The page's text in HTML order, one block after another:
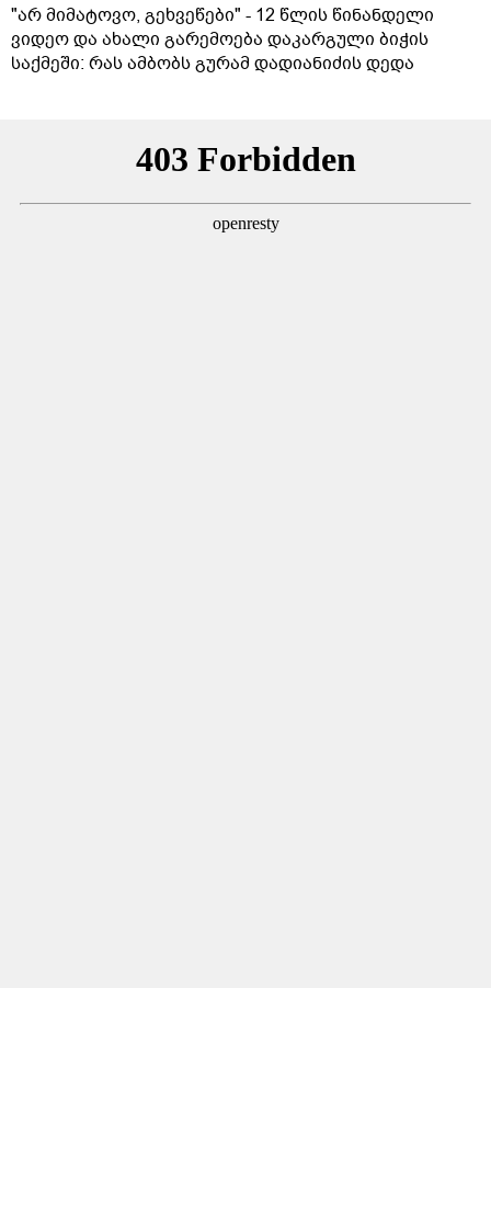
"არ მიმატოვო, გეხვეწები" - 12 წლის წინანდელი
ვიდეო და ახალი გარემოება დაკარგული ბიჭის
საქმეში: რას ამბობს გურამ დადიანიძის დედა